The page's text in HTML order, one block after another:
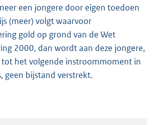
een jongere door eigen toedoen
(meer) volgt waarvoor
gold op grond van de Wet
2000, dan wordt aan deze jongere,
tot het volgende instroommoment in
geen bijstand verstrekt.